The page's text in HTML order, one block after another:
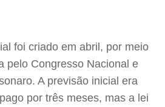
foi criado em abril, por meio
pelo Congresso Nacional e
A previsão inicial era
por três meses, mas a lei